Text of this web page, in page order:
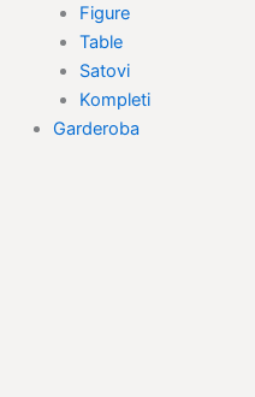
Figure
Table
Satovi
Kompleti
Garderoba